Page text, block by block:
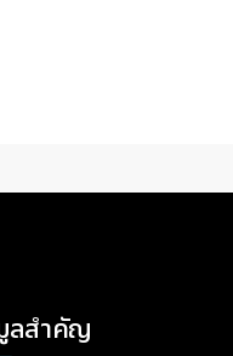
ลสำคัญ